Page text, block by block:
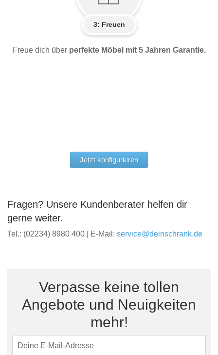
3: Freuen
Freue dich über perfekte Möbel mit 5 Jahren Garantie.
Jetzt konfigurieren
Fragen? Unsere Kundenberater helfen dir
gerne weiter.
Tel.: (02234) 8980 400 | E-Mail: service@deinschrank.de
Verpasse keine tollen
Angebote und Neuigkeiten
mehr!